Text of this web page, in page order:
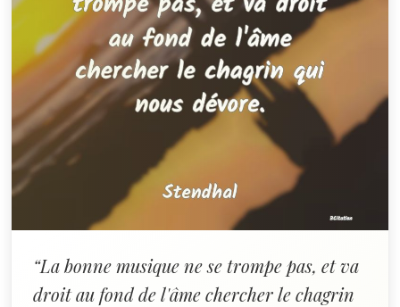
“La bonne musique ne se trompe pas, et va
droit au fond de l'âme chercher le chagrin